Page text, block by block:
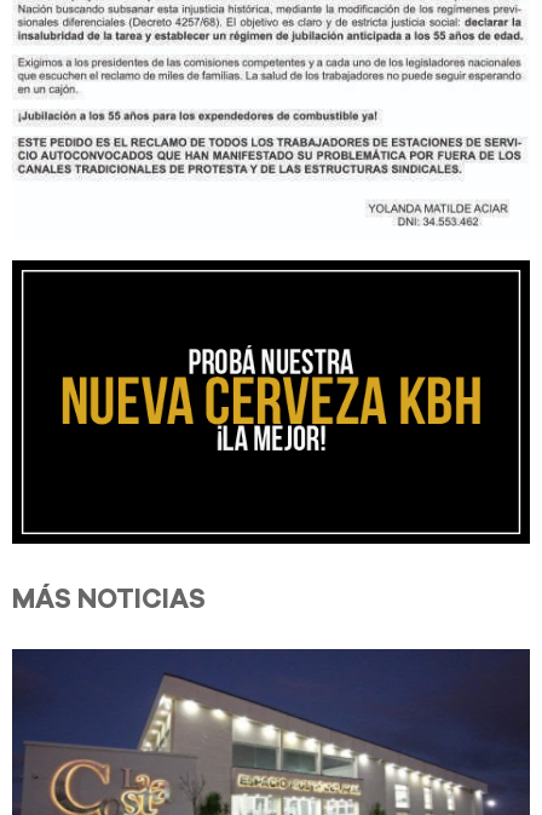
MÁS NOTICIAS